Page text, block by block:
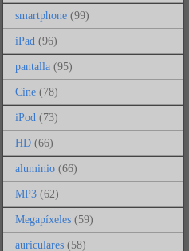
smartphone (99)
iPad (96)
pantalla (95)
Cine (78)
iPod (73)
HD (66)
aluminio (66)
MP3 (62)
Megapíxeles (59)
auriculares (58)